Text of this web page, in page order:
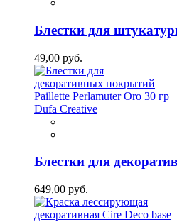
Блестки для
49,00 руб.
Блестки для
649,00 руб.